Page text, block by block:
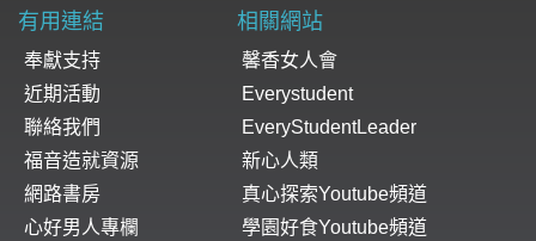
有用連結 相關網站
奉獻支持
近期活動
聯絡我們
福音造就資源
網路書房
心好男人專欄
馨香女人會
Everystudent
EveryStudentLeader
新心人類
真心探索Youtube頻道
學園好食Youtube頻道